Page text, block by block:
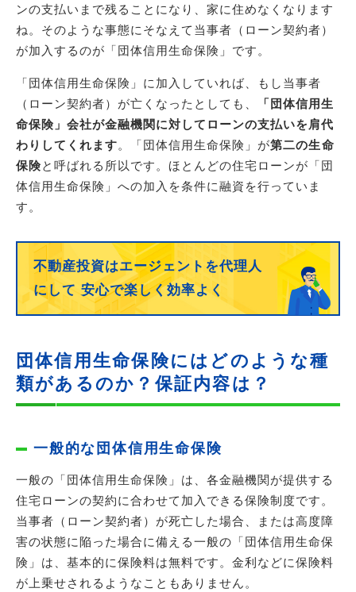
ンの支払いまで残ることになり、家に住めなくなります
ね。そのような事態にそなえて当事者（ローン契約者）
が加入するのが「団体信用生命保険」です。
「団体信用生命保険」に加入していれば、もし当事者
（ローン契約者）が亡くなったとしても、
「団体信用生
命保険」会社が金融機関に対してローンの支払いを肩代
わりしてくれます。「団体信用生命保険」が第二の生命
保険と呼ばれる所以です。ほとんどの住宅ローンが「団
体信用生命保険」への加入を条件に融資を行っていま
す。
不動産投資はエージェントを代理人
にして安心で楽しく効率よく
団体信用生命保険にはどのような種
類があるのか？保証内容は？
一般的な団体信用生命保険
一般の「団体信用生命保険」は、各金融機関が提供する
住宅ローンの契約に合わせて加入できる保険制度です。
当事者（ローン契約者）が死亡した場合、または高度障
害の状態に陥った場合に備える一般の「団体信用生命保
険」は、基本的に保険料は無料です。金利などに保険料
が上乗せされるようなこともありません。